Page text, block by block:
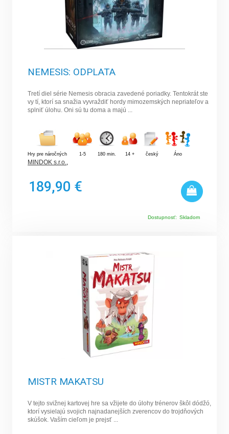
NEMESIS: ODPLATA
Tretí diel série Nemesis obracia zavedené poriadky. Tentokrát ste
vy tí, ktorí sa snažia vyvraždiť hordy mimozemských nepriateľov a
splniť úlohu. Oni sú tu doma a majú ...
Hry pre náročných 1-5 180 min. 14 + český Áno
MINDOK s.r.o.
189,90 €
Dostupnosť: Skladom
MISTR MAKATSU
V tejto svižnej kartovej hre sa vžijete do úlohy trénerov škôl dódžó,
ktorí vysielajú svojich najnadanejších zverencov do trojdňových
skúšok. Vaším cieľom je prejsť ...